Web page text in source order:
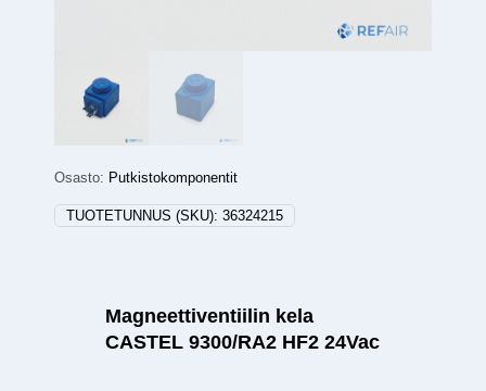
Osasto: Putkistokomponentit
TUOTETUNNUS (SKU): 36324215
Magneettiventiilin kela
CASTEL 9300/RA2 HF2 24Vac